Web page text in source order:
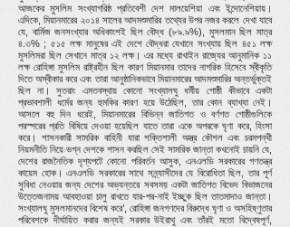
আজকের মুসলিম সংখ্যাগরিষ্ঠ প্রতিবেশী দেশ মালয়েশিয়া এবং ইন্দোনেশিয়ায়।
এদিকে, মিয়ানমারের ২০১৪ সালের আদমশুমারির তথ্যের উপর নজর করলে দেখা যাবে
যে, বার্মিজ জনসংখ্যার অধিকাংশই ছিল বৌদ্ধ (৮৯.৯%), মুসলমান ছিল মাত্র
৪.৩% ; ৫১৫ লক্ষ মানুষের এই দেশে বৌদ্ধরা যেখানে সংখ্যায় ছিল ৪৫১ লক্ষ
মুসলিমরা ছিল সেখানে মাত্র ১২ লক্ষ। এর মধ্যে রাখাইন রাজ্যের আনুমানিক ১১
লক্ষ রোহিঙ্গা মুসলিম রাষ্ট্রহীন ছিল কারণ মিয়ানমার তাদের নাগরিক হিসেবে স্বীকৃতি
দিতে অস্বীকার করে এবং তারা আনুষ্ঠানিকভাবে মিয়ানমারের আদমশুমারির অন্তর্ভুক্তই
ছিল না। সুতরাং এমতবস্থায় কোনো সংখ্যালঘু ধর্মীয় গোষ্ঠী কীভাবে একটা
প্রভাবশালী ধর্মের জন্য হুমকির কারণ হয়ে উঠেছিল, তার কোন ব্যাখ্যা নেই।
আসলে বহু দিন ধরেই, মিয়ানমারের বিভিন্ন জাতিগত ও বর্ণগত গোষ্ঠীগুলিকে
পরস্পরের প্রতি বিষিয়ে দেওয়া হয়েছিল যাতে তারা একে অপরকে ঘৃণা করে, হিংসা
করে। শাসনকারী সামরিক বাহিনী যারা শক্তিশালী অস্ত্র কৌশল এবং চরমপন্থী
নিয়মনীতি নিয়ে ভগ্ন দেশকে শাসন করছিল সেই সামরিক জান্তা কখনোই চায়নি যে,
দেশের রাজনৈতিক দৃশ্যপটে কোনো পরিবর্তন আসুক, এনএলডি সরকারের গণতন্ত্র
কায়েম হোক। এনএলডি সরকারের সাথে সন্ন্যাসীদের যে বিরোধিতা ছিল, তার পূর্ণ
সুবিধা নেওয়ার জন্য দেশের অভ্যন্তরে সবসময় একটা জাতিগত বিভেদ বিভাজনের
উত্তেজনাময় আবহাওয়া চালু রাখতে যার-পর-নাই ইচ্ছুক ছিল তাতমাদাও জান্তা।
সংখ্যালঘু মুসলমানদের বিশেষ করে’, রোহিঙ্গা জনগণদের বিরুদ্ধে ঘৃণা ও অসহিষ্ণুতার
পরিবেশকে দীর্ঘায়িত করার জন্যই সরকার উইরাথু এবং তাঁরই মতো বিদ্বেষপূর্ণ,